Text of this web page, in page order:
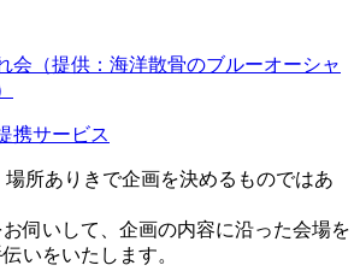
会（提供：海洋散骨のブルーオーシャ
携サービス
場所ありきで企画を決めるものではあ
伺いして、企画の内容に沿った会場を
いをいたします。